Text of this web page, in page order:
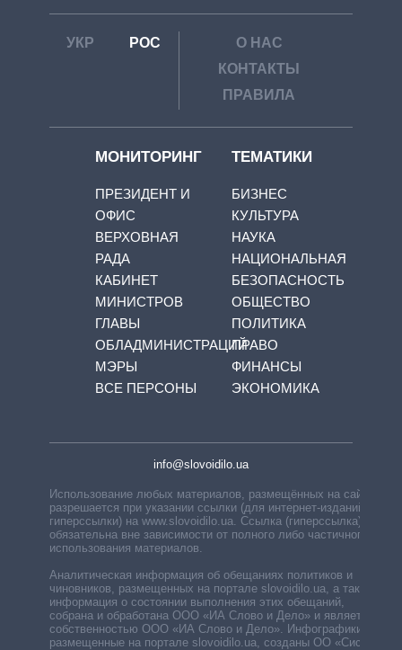
УКР РОС
О НАС
КОНТАКТЫ
ПРАВИЛА
МОНИТОРИНГ
ПРЕЗИДЕНТ И
ОФИС
ВЕРХОВНАЯ
РАДА
КАБИНЕТ
МИНИСТРОВ
ГЛАВЫ
ОБЛАДМИНИСТРАЦИЙ
МЭРЫ
ВСЕ ПЕРСОНЫ
ТЕМАТИКИ
БИЗНЕС
КУЛЬТУРА
НАУКА
НАЦИОНАЛЬНАЯ
БЕЗОПАСНОСТЬ
ОБЩЕСТВО
ПОЛИТИКА
ПРАВО
ФИНАНСЫ
ЭКОНОМИКА
info@slovoidilo.ua
Использование любых материалов, размещённых на сайте,
разрешается при указании ссылки (для интернет-изданий —
гиперссылки) на www.slovoidilo.ua. Ссылка (гиперссылка)
обязательна вне зависимости от полного либо частичного
использования материалов.
Аналитическая информация об обещаниях политиков и
чиновников, размещенных на портале slovoidilo.ua, а также
информация о состоянии выполнения этих обещаний,
собрана и обработана ООО «ИА Слово и Дело» и является
собственностью ООО «ИА Слово и Дело». Инфографики,
размещенные на портале slovoidilo.ua, созданы ОО «Система